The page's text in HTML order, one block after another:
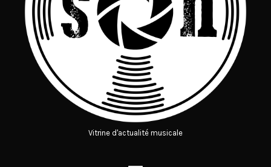
Vitrine d'actualité musicale